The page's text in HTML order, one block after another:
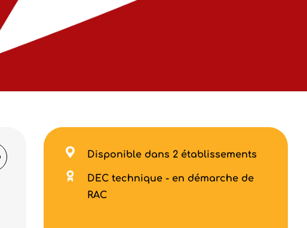
Disponible dans 2 établissements
DEC technique - en démarche de
RAC